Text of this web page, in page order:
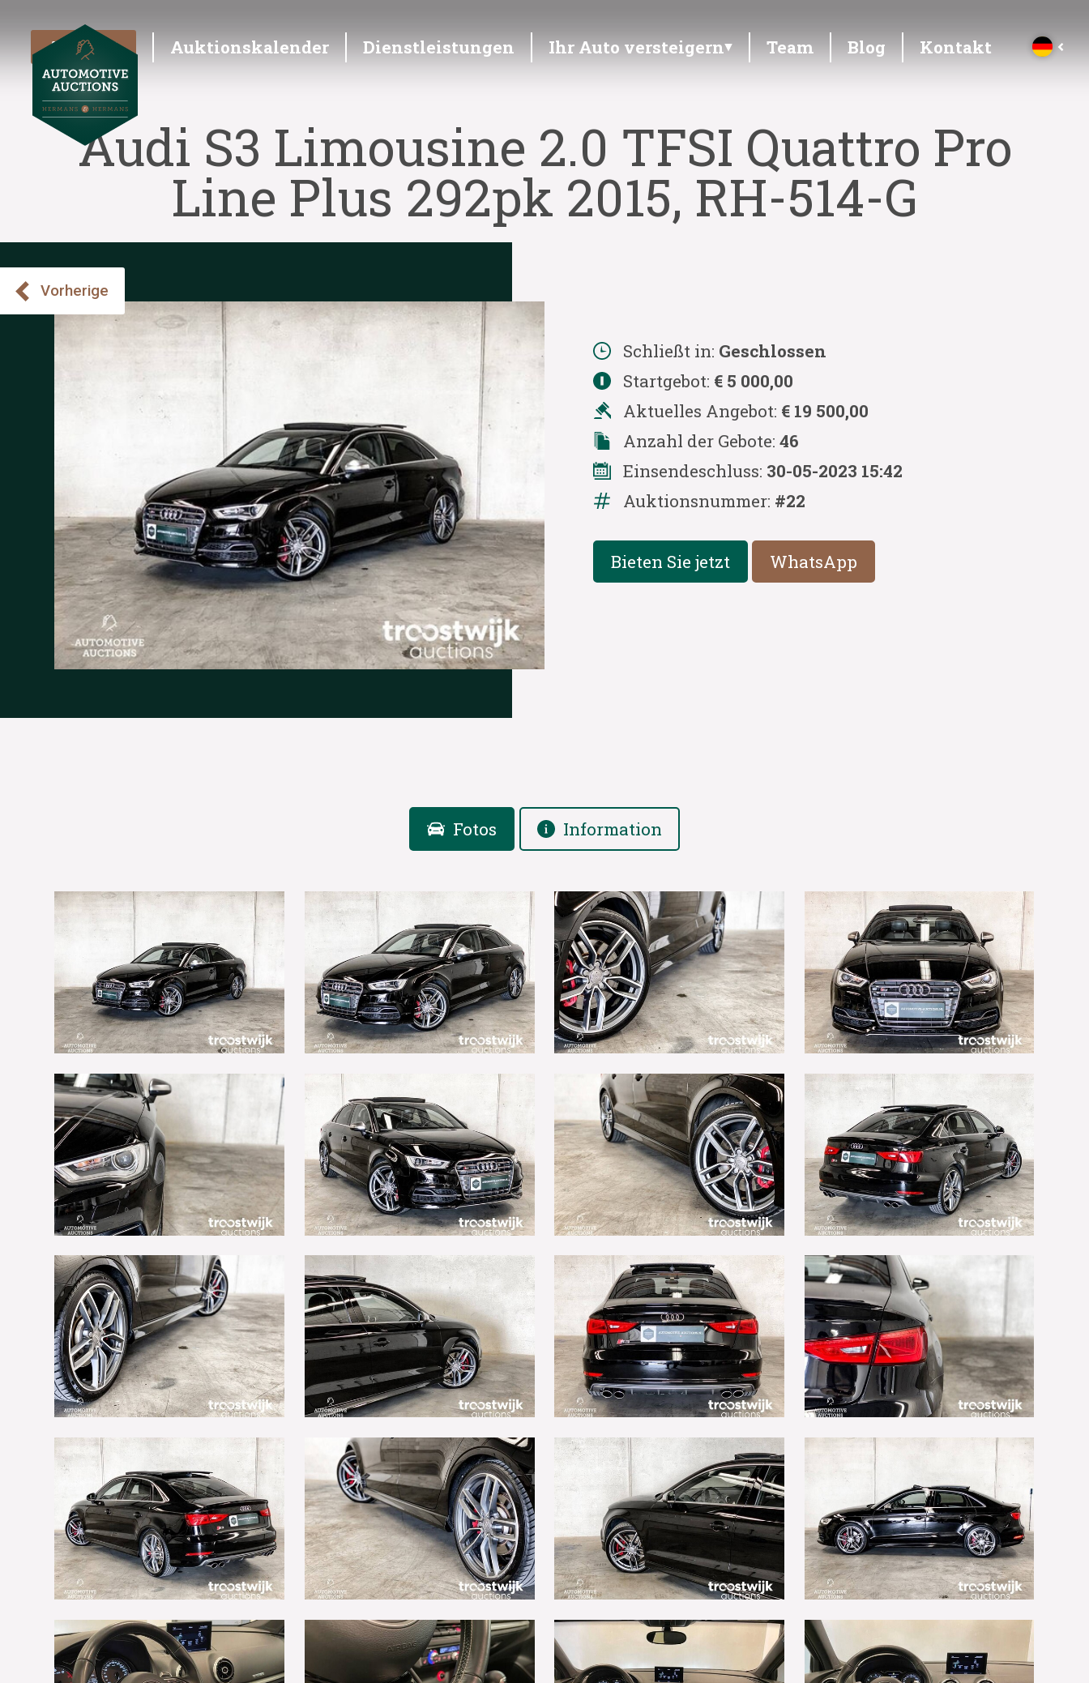
Angebot Auktionskalender Dienstleistungen Ihr Auto versteigern Team Blog Kontakt
Audi S3 Limousine 2.0 TFSI Quattro Pro
Line Plus 292pk 2015, RH-514-G
Schließt in: Geschlossen
Startgebot: € 5 000,00
Aktuelles Angebot: € 19 500,00
Anzahl der Gebote:46
Einsendeschluss: 30-05-2023 15:42
Auktionsnummer: #22
Bieten Sie jetzt WhatsApp
Fotos Information
Vorherige